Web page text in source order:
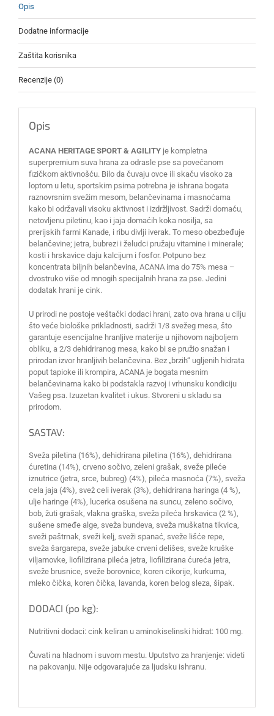
Opis
Dodatne informacije
Zaštita korisnika
Recenzije (0)
Opis
ACANA HERITAGE SPORT & AGILITYje kompletna
superpremium suva hrana za odrasle pse sa povećanom
fizičkom aktivnošću. Bilo da čuvaju ovce ili skaču visoko za
loptom u letu, sportskim psima potrebna je ishrana bogata
raznovrsnim svežim mesom, belančevinama i masnoćama
kako bi održavali visoku aktivnost i izdržljivost. Sadrži domaću,
netovljenu piletinu, kao i jaja domaćih koka nosilja, sa
prerijskih farmi Kanade, i ribu divlji iverak. To meso obezbeđuje
belančevine; jetra, bubrezi i želudci pružaju vitamine i minerale;
kosti i hrskavice daju kalcijum i fosfor. Potpuno bez
koncentrata biljnih belančevina, ACANA ima do 75% mesa –
dvostruko više od mnogih specijalnih hrana za pse. Jedini
dodatak hrani je cink.
U prirodi ne postoje veštački dodaci hrani, zato ova hrana u cilju
što veće biološke prikladnosti, sadrži 1/3 svežeg mesa, što
garantuje esencijalne hranljive materije u njihovom najboljem
obliku, a 2/3 dehidriranog mesa, kako bi se pružio snažan i
prirodan izvor hranljivih belančevina. Bez „brzih“ ugljenih hidrata
poput tapioke ili krompira, ACANA je bogata mesnim
belančevinama kako bi podstakla razvoj i vrhunsku kondiciju
Vašeg psa. Izuzetan kvalitet i ukus. Stvoreni u skladu sa
prirodom.
SASTAV:
Sveža piletina (16%), dehidrirana piletina (16%), dehidrirana
ćuretina (14%), crveno sočivo, zeleni grašak, sveže pileće
iznutrice (jetra, srce, bubreg) (4%), pileća masnoća (7%), sveža
cela jaja (4%), svež celi iverak (3%), dehidrirana haringa (4 %),
ulje haringe (4%), lucerka osušena na suncu, zeleno sočivo,
bob, žuti grašak, vlakna graška, sveža pileća hrskavica (2 %),
sušene smeđe alge, sveža bundeva, sveža muškatna tikvica,
sveži paštrnak, sveži kelj, sveži spanać, sveže lišće repe,
sveža šargarepa, sveže jabuke crveni delišes, sveže kruške
viljamovke, liofilizirana pileća jetra, liofilizirana ćureća jetra,
sveže brusnice, sveže borovnice, koren cikorije, kurkuma,
mleko čička, koren čička, lavanda, koren belog sleza, šipak.
DODACI (po kg):
Nutritivni dodaci: cink keliran u aminokiselinski hidrat: 100 mg.
Čuvati na hladnom i suvom mestu. Uputstvo za hranjenje: videti
na pakovanju. Nije odgovarajuće za ljudsku ishranu.